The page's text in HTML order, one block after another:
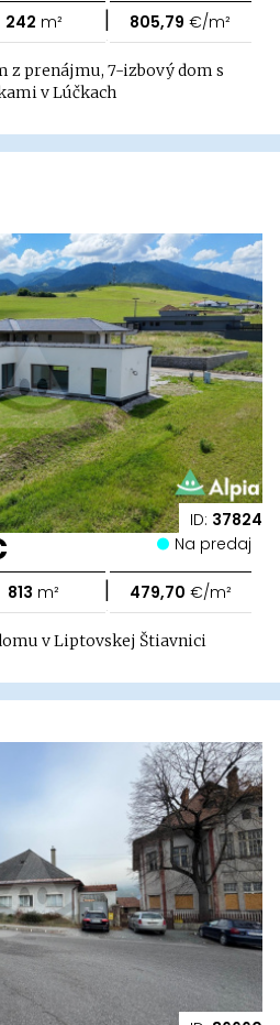
242 m² | 805,79 €/m²
z prenájmu, 7-izbový dom s
v Lúčkach
ID: 37824
Na predaj
813 m² | 479,70 €/m²
v Liptovskej Štiavnici